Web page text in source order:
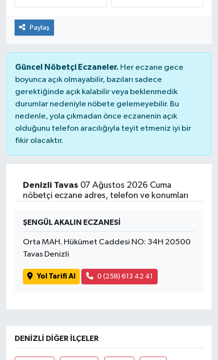
Paylaş
Güncel Nöbetçi Eczaneler. Her eczane gece
boyunca açık olmayabilir, bazıları sadece
gerektiğinde açık kalabilir veya beklenmedik
durumlar nedeniyle nöbete gelemeyebilir. Bu
nedenle, yola çıkmadan önce eczanenin açık
olduğunu telefon aracılığıyla teyit etmeniz iyi bir
fikir olacaktır.
Denizli Tavas 07 Ağustos 2026 Cuma
nöbetçi eczane adres, telefon ve konumları
ŞENGÜL AKALIN ECZANESİ
Orta MAH. Hükümet Caddesi NO: 34H 20500
Tavas Denizli
Yol Tarifi Al 0 (258) 613 42 41
DENIZLI DIĞER İLÇELER
Bilim veTeknoloji
Eğitim
SEKTÖR
Magazin
Günün Haberleri
Yazarlarımız
Tüm Makaleler
Tüm Haberler